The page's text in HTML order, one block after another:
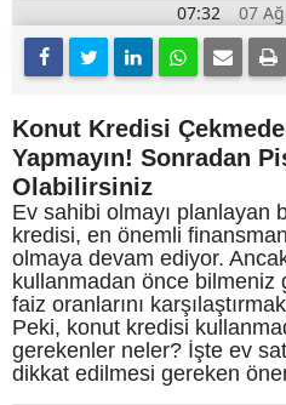
07:32 07
Konut Kredisi
Yapmayın! Sonradan
Olabilirsiniz
Ev sahibi olmayı planlayan
kredisi, en önemli
olmaya devam ediyor.
kullanmadan önce bilmeniz
faiz oranlarını
Peki, konut kredisi
gerekenler neler? İşte ev
dikkat edilmesi gereken